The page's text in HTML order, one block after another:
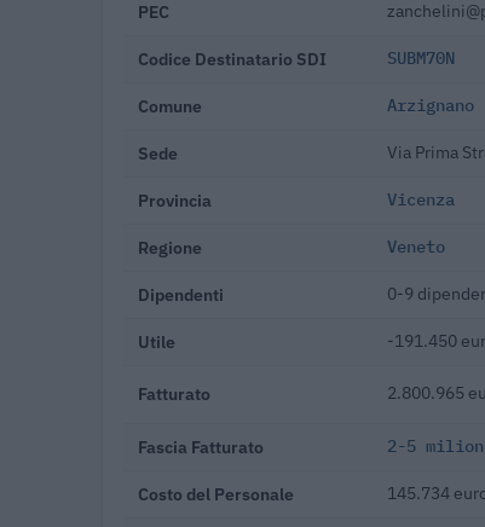
PEC
Codice Destinatario SDI SUBM70N
Comune Arzignano
Sede Via Prima
Provincia Vicenza
Regione Veneto
Dipendenti 0-9
Utile -191.450
Fatturato 2.800.965
Fascia Fatturato 2-5
Costo del Personale 145.734